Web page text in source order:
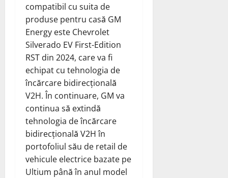
compatibil cu suita de
produse pentru casă GM
Energy este Chevrolet
Silverado EV First-Edition
RST din 2024, care va fi
echipat cu tehnologia de
încărcare bidirecțională
V2H. În continuare, GM va
continua să extindă
tehnologia de încărcare
bidirecțională V2H în
portofoliul său de retail de
vehicule electrice bazate pe
Ultium până în anul model